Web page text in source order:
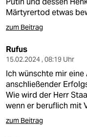
Märtyrertod etwas
zum Beitrag
Rufus
15.02.2024 , 08:19 Uhr
Ich wünschte mir
anschließender
Wie wird der Herr
wenn er beruflich mit
zum Beitrag